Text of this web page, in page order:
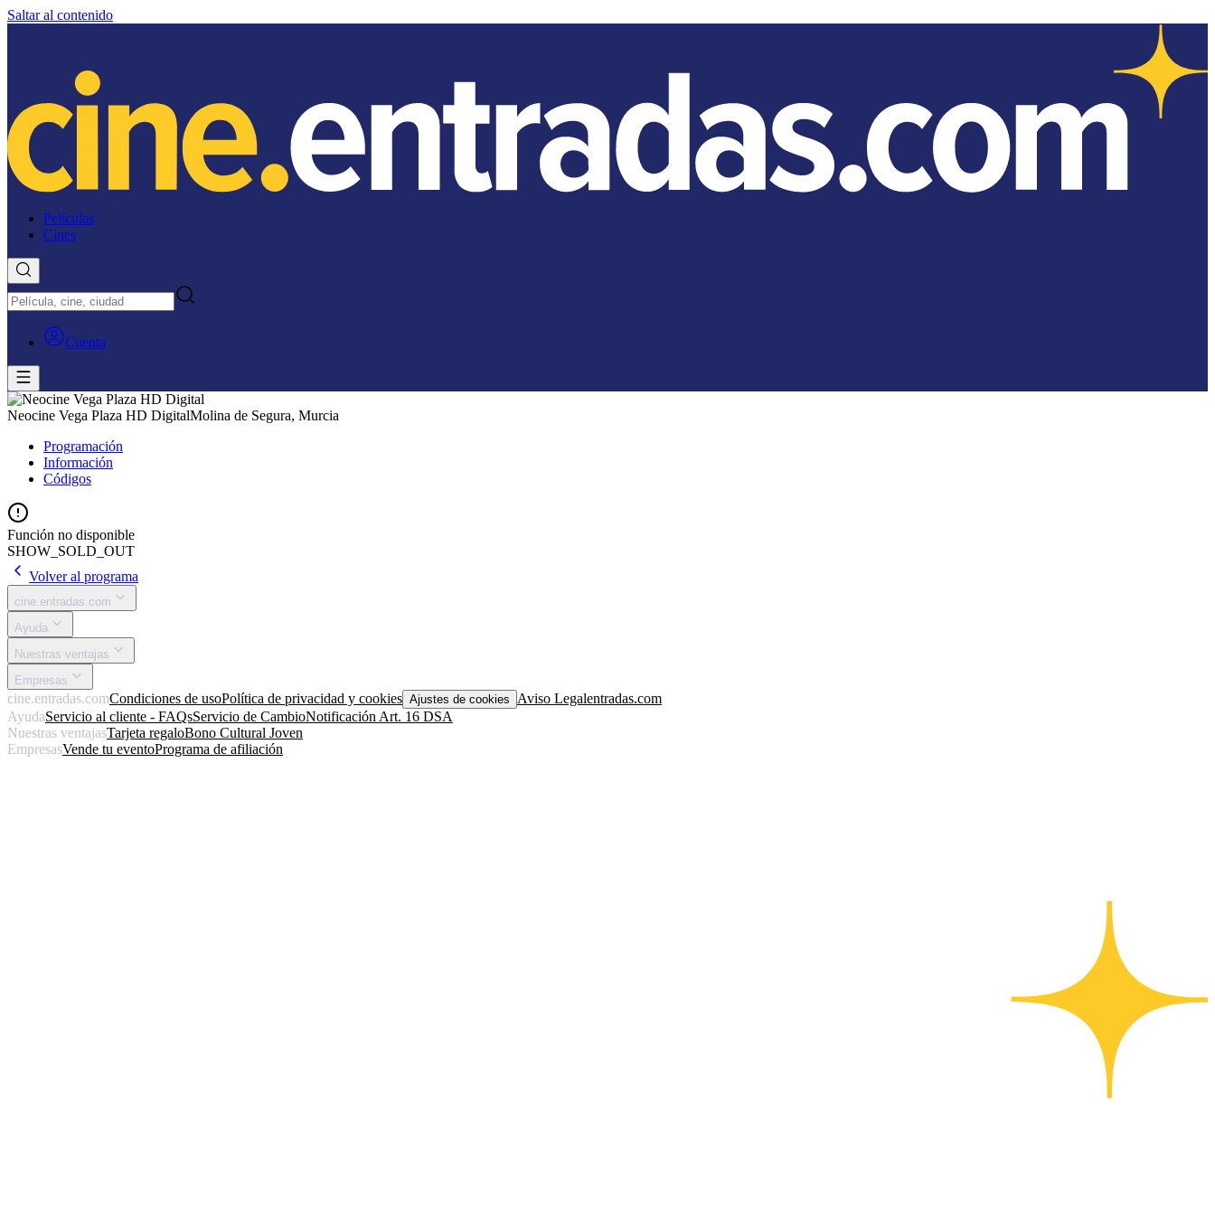
Saltar al contenido
Películas
Cines
Cuenta
Neocine Vega Plaza HD DigitalMolina de Segura, Murcia
Programación
Información
Códigos
Función no disponible
SHOW_SOLD_OUT
Volver al programa
cine.entradas.com
Ayuda
Nuestras ventajas
Empresas
cine.entradas.comCondiciones de usoPolítica de privacidad y cookies Ajustes de cookies Aviso Legalentradas.com
AyudaServicio al cliente - FAQsServicio de CambioNotificación Art. 16 DSA
Nuestras ventajasTarjeta regaloBono Cultural Joven
EmpresasVende tu eventoPrograma de afiliación